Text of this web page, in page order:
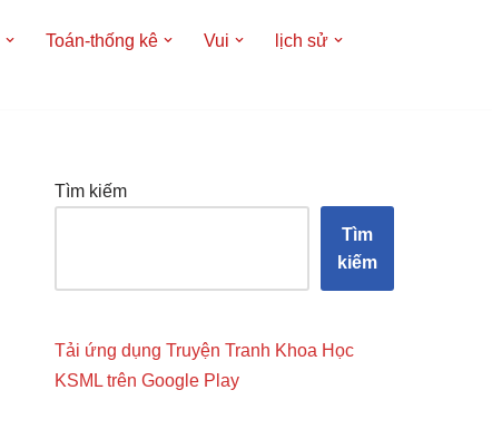
Toán-thống kê Vui
lịch sử
Tìm kiếm
Tìm
kiếm
Tải ứng dụng Truyện Tranh Khoa Học
KSML trên Google Play